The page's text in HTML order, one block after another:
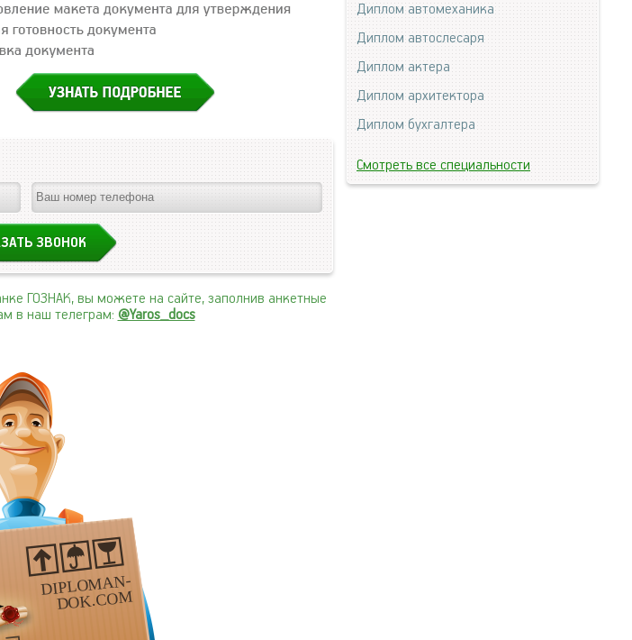
ГОЗНАК, вы можете на сайте, заполнив анкетные
в наш телеграм: @Yaros_docs
DIPLOMAN-
DOK.COM
Диплом автомеханика
Диплом автослесаря
Диплом актера
Диплом архитектора
Диплом бухгалтера
Смотреть все специальности